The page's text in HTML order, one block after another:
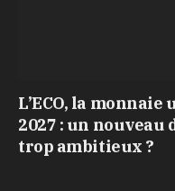
L’ECO, la monnaie
2027 : un
trop ambitieux ?